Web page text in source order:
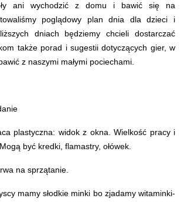
ani wychodzić z domu i bawić się na
poglądowy plan dnia dla dzieci i
dniach będziemy chcieli dostarczać
także porad i sugestii dotyczących gier, w
z naszymi małymi pociechami.
plastyczna: widok z okna. Wielkość pracy i
być kredki, flamastry, ołówek.
na sprzątanie.
mamy słodkie minki bo zjadamy witaminki-